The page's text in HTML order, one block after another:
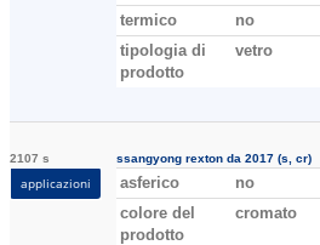
termico
no
tipologia di
prodotto
vetro
2107 s
applicazioni
ssangyong rexton da 2017 (s, cr)
asferico
no
colore del
prodotto
cromato